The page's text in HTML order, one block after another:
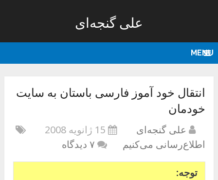
علی گنجه‌ای
MENU
انتقال خود آموز فارسی باستان به سایت
خودمان
علی گنجه‌ای
15 ژانویه 2008
اطلاع‌رسانی می‌کنیم
۷ دیدگاه
توجه: